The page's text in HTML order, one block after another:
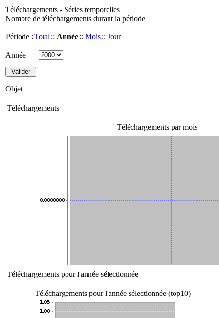
Téléchargements - Séries temporelles
Nombre de téléchargements durant la période
Période :Total :: Année:: Mois:: Jour
Année
Objet
Téléchargements
Téléchargements par mois
Téléchargements pour l'année sélectionnée
Téléchargements pour l'année sélectionnée (top10)